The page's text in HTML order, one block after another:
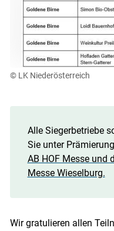
© LK Niederösterreich
Alle Siegerbetriebe
Sie unter
AB HOF Messe und
Messe Wieselburg.
Wir gratulieren allen